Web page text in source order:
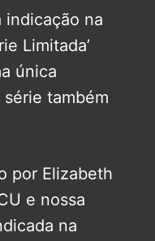
indicação na
Limitada’
única
também
por Elizabeth
e nossa
na